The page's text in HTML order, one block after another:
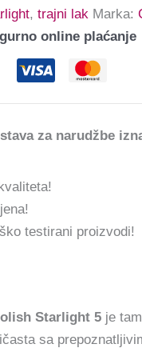
,trajni lak Marka:
online plaćanje
za narudžbe
testirani proizvodi!
Starlight 5 je
sa